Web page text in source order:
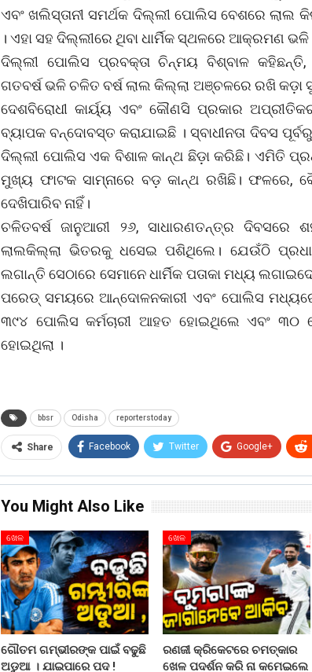
ଏବଂ ଖଲିସ୍ତାନୀ ସମର୍ଥକ ଦିଲ୍ଲୀ ପୋଲିସ ବେଶରେ ଲାଲ
। ଏହା ସହ ଦିଲ୍ଲୀରେ ଥିବା ଧାର୍ମିକ ସ୍ଥଳରେ ଆକ୍ରମଣ
ଦିଲ୍ଲୀ ପୋଲିସ ପ୍ରବକ୍ତା ଚିନ୍ମୟ ବିଶ୍ବାଳ କହିଛନ୍ତି,
ଗତବର୍ଷ ଭଳି ଚଳିତ ବର୍ଷ ଲାଲ କିଲ୍ଲା ଅଞ୍ଚଳରେ ରଖି କଡ଼ା
ଦେଶବିରୋଧୀ କାର୍ୟ୍ୟ ଏବଂ କୌଣସି ପ୍ରକାର
ବ୍ୟାପକ ବନ୍ଦୋବସ୍ତ କରାଯାଇଛି । ସ୍ବାଧୀନତା ଦିବସ
ଦିଲ୍ଲୀ ପୋଲିସ ଏକ ବିଶାଳ କାନ୍ଥ ଛିଡ଼ା କରିଛି। ଏମିତି
ମୁଖ୍ୟ ଫାଟକ ସାମ୍ନାରେ ବଡ଼ କାନ୍ଥ ରଖିଛି। ଫଳରେ,
ଦେଖିପାରିବ ନାହିଁ।
ଚଳିତବର୍ଷ ଜାନୁଆରୀ ୨୬, ସାଧାରଣତନ୍ତ୍ର ଦିବସରେ
ଲାଲକିଲ୍ଲା ଭିତରକୁ ଧସେଇ ପଶିଥିଲେ। ଯେଉଁଠି
ଲଗାନ୍ତି ସେଠାରେ ସେମାନେ ଧାର୍ମିକ ପତାକା ମଧ୍ୟ
ପରେଡ୍ ସମୟରେ ଆନ୍ଦୋଳନକାରୀ ଏବଂ ପୋଲିସ
୩୯୪ ପୋଲିସ କର୍ମଚାରୀ ଆହତ ହୋଇଥିଲେ ଏବଂ
ହୋଇଥିଲା ।
bbsr Odisha reporterstoday
Share Facebook Twitter Google+
You Might Also Like
ଖେଳ
ଗୌତମ ଗମ୍ଭୀରଙ୍କ ପାଇଁ ବଢୁଛି
ଅଡୁଆ । ଯାଇପାରେ ପଦ !
ଖେଳ
ରଣଜୀ କ୍ରିକେଟରେ ଚମତ୍କାର
ଖେଳ ପଦର୍ଶନ କରି ନା କମେଇଲେ